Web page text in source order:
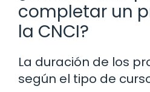
completar un
la CNCI?
La duración de los
según el tipo de